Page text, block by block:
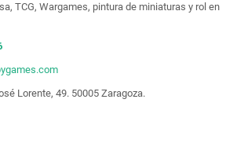
TCG, Wargames, pintura de miniaturas y rol en
Lorente, 49. 50005 Zaragoza.